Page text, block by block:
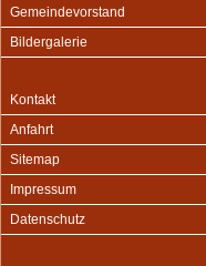
Gemeindevorstand
Bildergalerie
Kontakt
Anfahrt
Sitemap
Impressum
Datenschutz